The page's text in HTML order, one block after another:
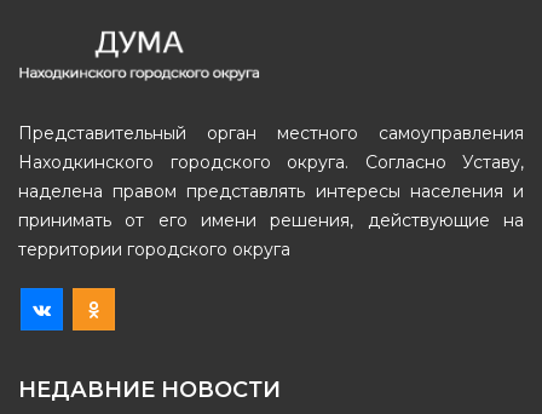
Представительный орган местного самоуправления
Находкинского городского округа. Согласно Уставу,
наделена правом представлять интересы населения и
принимать от его имени решения, действующие на
территории городского округа
НЕДАВНИЕ НОВОСТИ